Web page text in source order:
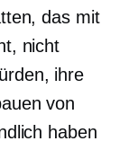
das mit
nicht
ihre
von
haben